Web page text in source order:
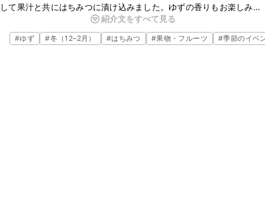
して果汁と共にはちみつに漬け込みました。ゆずの香りもお楽しみい
ただける一品となっています。ヨーグルトに加えたり、パンと共にお
召し上がりいただいてもおいしいですよ。
紹介文をすべて見る
#ゆず #冬（12–2月） #はちみつ #果物・フルーツ #季節のイベ